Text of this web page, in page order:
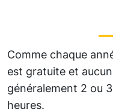
Comme chaque
est gratuite et
généralement 2 ou
heures.